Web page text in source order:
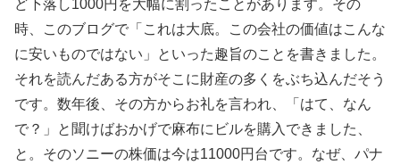
ど下落し1000円を大幅に割ったことがあります。その
時、このブログで「これは大底。この会社の価値はこんな
に安いものではない」といった趣旨のことを書きました。
それを読んだある方がそこに財産の多くをぶち込んだそう
です。数年後、その方からお礼を言われ、「はて、なん
で？」と聞けばおかげで麻布にビルを購入できました、
と。そのソニーの株価は今は11000円台です。なぜ、パナ